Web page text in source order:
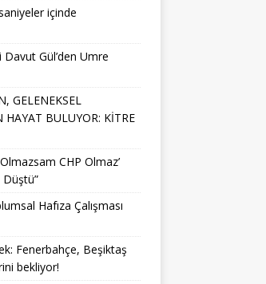
içinde
Davut Gül’den Umre
GELENEKSEL
BULUYOR: KİTRE
CHP Olmaz’
Düştü”
Hafıza Çalışması
Fenerbahçe, Beşiktaş
bekliyor!